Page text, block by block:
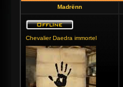
Madrënn
Chevalier Daedra immortel